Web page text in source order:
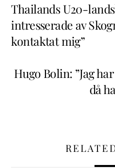
Thailands U20-
intresserade av
kontaktat mig”
Hugo Bolin: ”Jag
då